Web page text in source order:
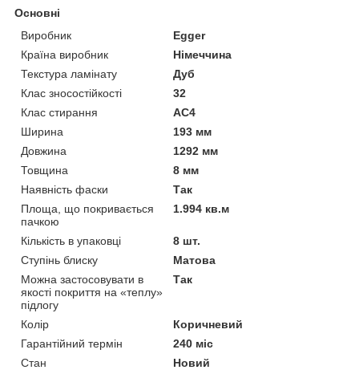
Основні
Виробник
Egger
Країна виробник
Німеччина
Текстура ламінату
Дуб
Клас зносостійкості
32
Клас стирання
АС4
Ширина
193 мм
Довжина
1292 мм
Товщина
8 мм
Наявність фаски
Так
Площа, що покривається
пачкою
1.994 кв.м
Кількість в упаковці
8 шт.
Ступінь блиску
Матова
Можна застосовувати в
якості покриття на «теплу»
підлогу
Так
Колір
Коричневий
Гарантійний термін
240 міс
Стан
Новий